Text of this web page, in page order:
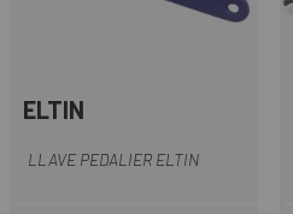
ELTIN
LLAVE PEDALIER ELTIN